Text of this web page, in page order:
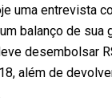
uma entrevista
balanço de sua
desembolsar
além de